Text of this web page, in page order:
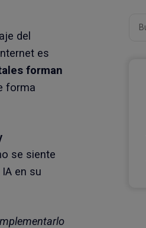
del
es
forman
forma
se siente
en su